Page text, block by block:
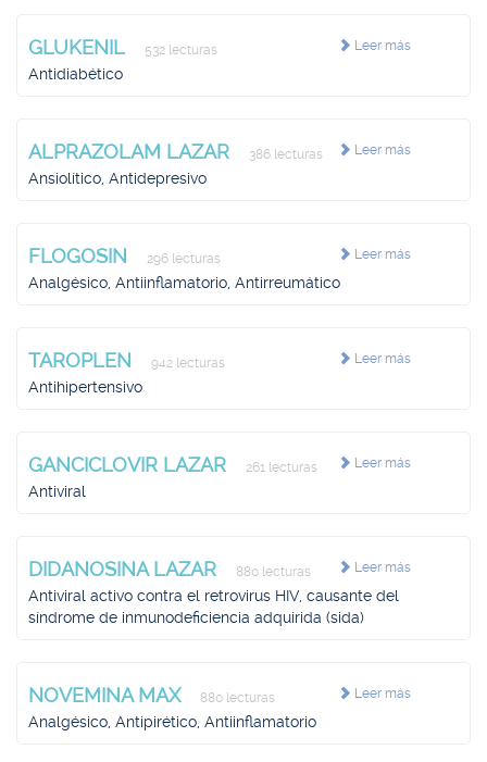
Leer más
GLUKENIL 532 lecturas
Antidiabético
Leer más
ALPRAZOLAM LAZAR 386 lecturas
Ansiolítico, Antidepresivo
Leer más
FLOGOSIN 296 lecturas
Analgésico, Antiinflamatorio, Antirreumático
Leer más
TAROPLEN 942 lecturas
Antihipertensivo
Leer más
GANCICLOVIR LAZAR 261 lecturas
Antiviral
Leer más
DIDANOSINA LAZAR 880 lecturas
Antiviral activo contra el retrovirus HIV, causante del
síndrome de inmunodeficiencia adquirida (sida)
Leer más
NOVEMINA MAX 880 lecturas
Analgésico, Antipirético, Antiinflamatorio